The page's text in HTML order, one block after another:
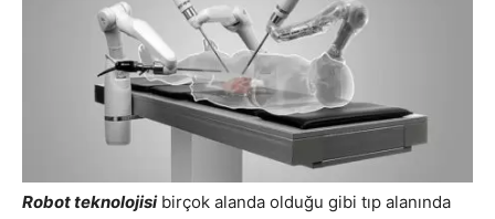
Robot teknolojisibirçok alanda olduğu gibi tıp alanında